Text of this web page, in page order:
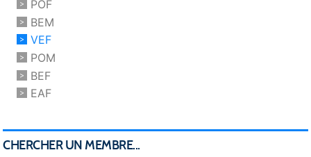
POF
BEM
VEF
POM
BEF
EAF
CHERCHER UN MEMBRE...